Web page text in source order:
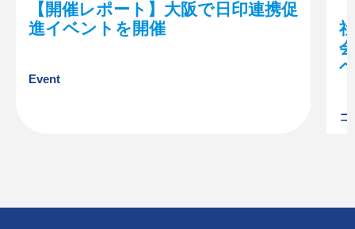
【開催レポート】大阪で日印連携促
進イベントを開催
Event
コ